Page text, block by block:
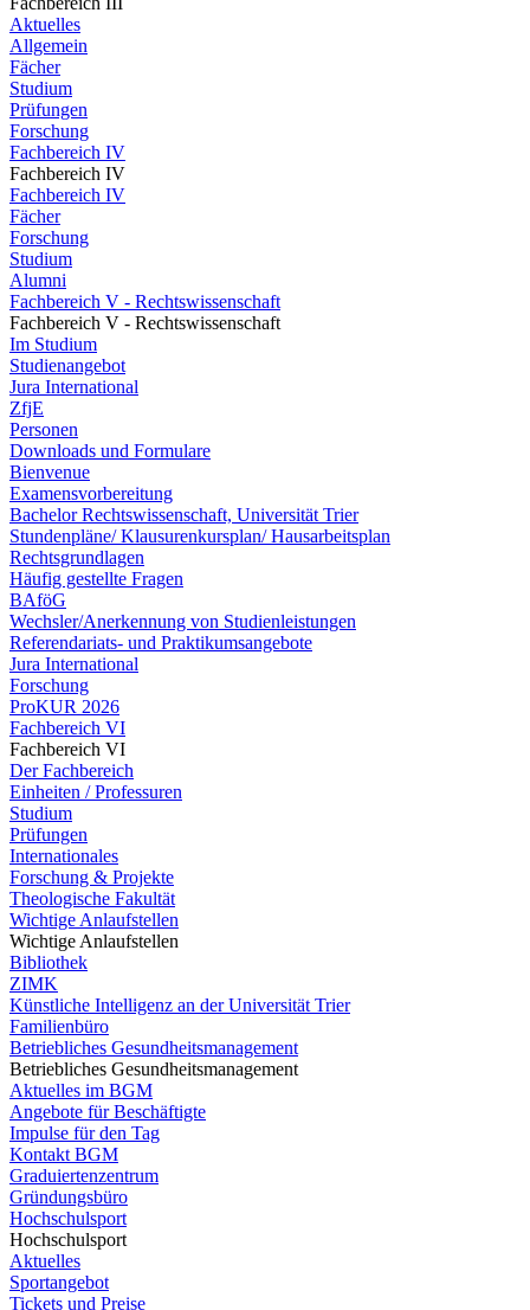
Aktuelles
Allgemein
Fächer
Studium
Prüfungen
Forschung
Fachbereich IV
Fachbereich IV
Fachbereich IV
Fächer
Forschung
Studium
Alumni
Fachbereich V - Rechtswissenschaft
Fachbereich V - Rechtswissenschaft
Im Studium
Studienangebot
Jura International
ZfjE
Personen
Downloads und Formulare
Bienvenue
Examensvorbereitung
Bachelor Rechtswissenschaft, Universität Trier
Stundenpläne/ Klausurenkursplan/ Hausarbeitsplan
Rechtsgrundlagen
Häufig gestellte Fragen
BAföG
Wechsler/Anerkennung von Studienleistungen
Referendariats- und Praktikumsangebote
Jura International
Forschung
ProKUR 2026
Fachbereich VI
Fachbereich VI
Der Fachbereich
Einheiten / Professuren
Studium
Prüfungen
Internationales
Forschung & Projekte
Theologische Fakultät
Wichtige Anlaufstellen
Wichtige Anlaufstellen
Bibliothek
ZIMK
Künstliche Intelligenz an der Universität Trier
Familienbüro
Betriebliches Gesundheitsmanagement
Betriebliches Gesundheitsmanagement
Aktuelles im BGM
Angebote für Beschäftigte
Impulse für den Tag
Kontakt BGM
Graduiertenzentrum
Gründungsbüro
Hochschulsport
Hochschulsport
Aktuelles
Sportangebot
Tickets und Preise